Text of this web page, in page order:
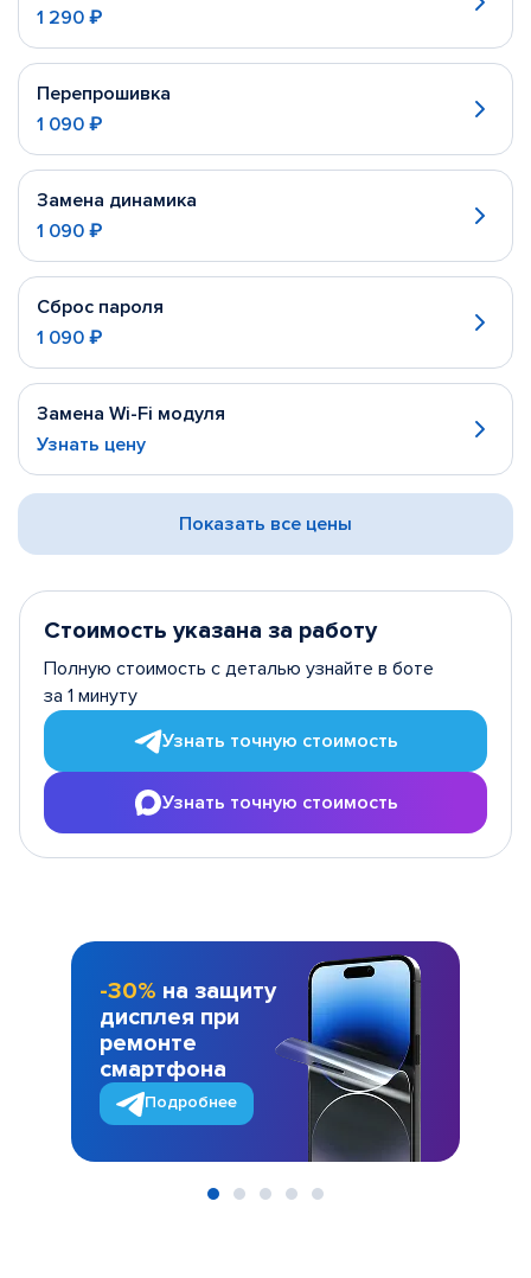
1 290 ₽
Перепрошивка
1 090 ₽
Замена динамика
1 090 ₽
Сброс пароля
1 090 ₽
Замена Wi-Fi модуля
Узнать цену
Показать все цены
Стоимость указана за работу
Полную стоимость с деталью узнайте в боте
за 1 минуту
Узнать точную стоимость
Узнать точную стоимость
-30% на защиту
дисплея при
ремонте
смартфона
Подробнее